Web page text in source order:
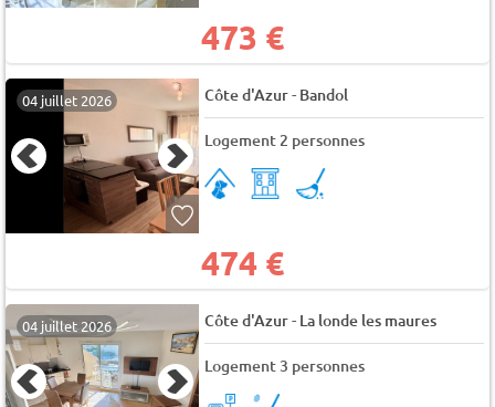
473 €
04 juillet 2026 Côte d'Azur- Bandol
Logement 2 personnes
474 €
04 juillet 2026 Côte d'Azur- La londe les maures
Logement 3 personnes